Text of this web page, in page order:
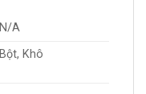
N/A
Bột, Khô